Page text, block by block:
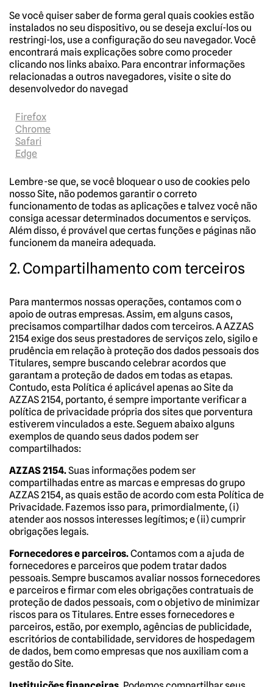
Se você quiser saber de forma geral quais cookies estão
instalados no seu dispositivo, ou se deseja excluí-los ou
restringi-los, use a configuração do seu navegador. Você
encontrará mais explicações sobre como proceder
clicando nos links abaixo. Para encontrar informações
relacionadas a outros navegadores, visite o site do
desenvolvedor do navegad
Firefox
Chrome
Safari
Edge
Lembre-se que, se você bloquear o uso de cookies pelo
nosso Site, não podemos garantir o correto
funcionamento de todas as aplicações e talvez você não
consiga acessar determinados documentos e serviços.
Além disso, é provável que certas funções e páginas não
funcionem da maneira adequada.
2. Compartilhamento com terceiros
Para mantermos nossas operações, contamos com o
apoio de outras empresas. Assim, em alguns casos,
precisamos compartilhar dados com terceiros. A AZZAS
2154 exige dos seus prestadores de serviços zelo, sigilo e
prudência em relação à proteção dos dados pessoais dos
Titulares, sempre buscando celebrar acordos que
garantam a proteção de dados em todas as etapas.
Contudo, esta Política é aplicável apenas ao Site da
AZZAS 2154, portanto, é sempre importante verificar a
política de privacidade própria dos sites que porventura
estiverem vinculados a este. Seguem abaixo alguns
exemplos de quando seus dados podem ser
compartilhados:
AZZAS 2154.Suas informações podem ser
compartilhadas entre as marcas e empresas do grupo
AZZAS 2154, as quais estão de acordo com esta Política de
Privacidade. Fazemos isso para, primordialmente, (i)
atender aos nossos interesses legítimos; e (ii) cumprir
obrigações legais.
Fornecedores e parceiros.Contamos com a ajuda de
fornecedores e parceiros que podem tratar dados
pessoais. Sempre buscamos avaliar nossos fornecedores
e parceiros e firmar com eles obrigações contratuais de
proteção de dados pessoais, com o objetivo de minimizar
riscos para os Titulares. Entre esses fornecedores e
parceiros, estão, por exemplo, agências de publicidade,
escritórios de contabilidade, servidores de hospedagem
de dados, bem como empresas que nos auxiliam com a
gestão do Site.